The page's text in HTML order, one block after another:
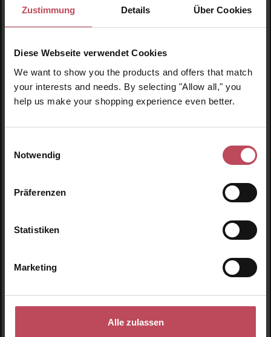
Zustimmung Details Über Cookies
Diese Webseite verwendet Cookies
We want to show you the products and offers that match
your interests and needs. By selecting "Allow all," you
help us make your shopping experience even better.
Notwendig
Präferenzen
Statistiken
Marketing
Alle zulassen